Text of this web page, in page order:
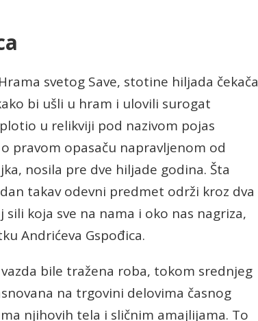
svetog Save, stotine hiljada čekača
bi ušli u hram i ulovili surogat
u relikviji pod nazivom pojas
pravom opasaču napravljenom od
nosila pre dve hiljade godina. Šta
takav odevni predmet održi kroz dva
koja sve na nama i oko nas nagriza,
Andrićeva Gspođica.
bile tražena roba, tokom srednjeg
na trgovini delovima časnog
njihovih tela i sličnim amajlijama. To